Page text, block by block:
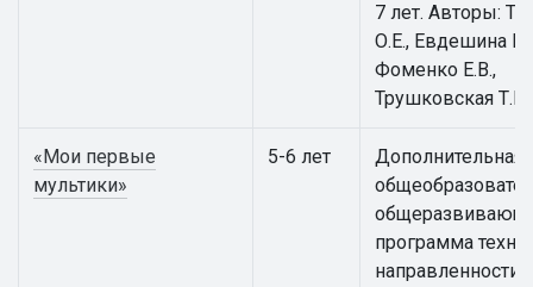
7 лет. Авторы:
О.Е., Евдешина
Фоменко Е.В.,
Трушковская Т.Е.
«Мои первые
мультики»
5-6 лет
Дополнительная
программа
направленности